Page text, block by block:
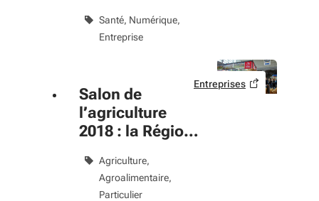
Santé Numérique
Entreprise
Salon de
l’agriculture
2018 : la Région
savoir-faire
Agriculture
Agroalimentaire
Particulier
Entreprises